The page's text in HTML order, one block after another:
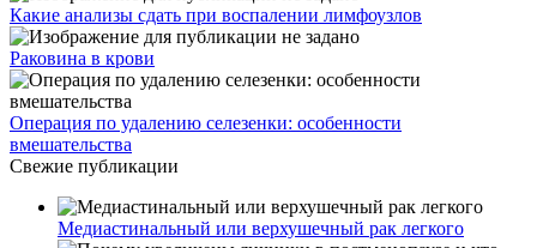
Какие анализы сдать при воспалении лимфоузлов
Раковина в крови
Операция по удалению селезенки: особенности
вмешательства
Свежие публикации
Медиастинальный или верхушечный рак легкого